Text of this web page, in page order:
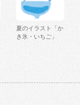
夏のイラスト「か
き氷・いちご」